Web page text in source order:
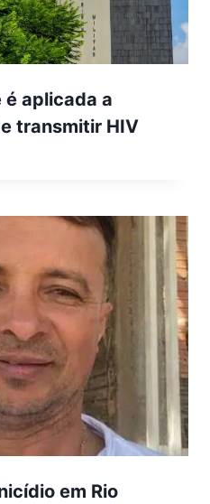
é aplicada a
transmitir HIV
em Rio